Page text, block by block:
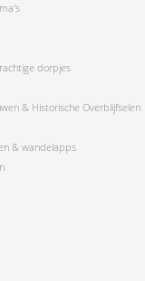
dorpjes
& Historische Overblijfselen
& wandelapps